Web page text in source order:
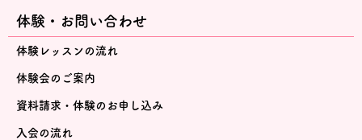
体験・お問い合わせ
体験レッスンの流れ
体験会のご案内
資料請求・体験のお申し込み
入会の流れ